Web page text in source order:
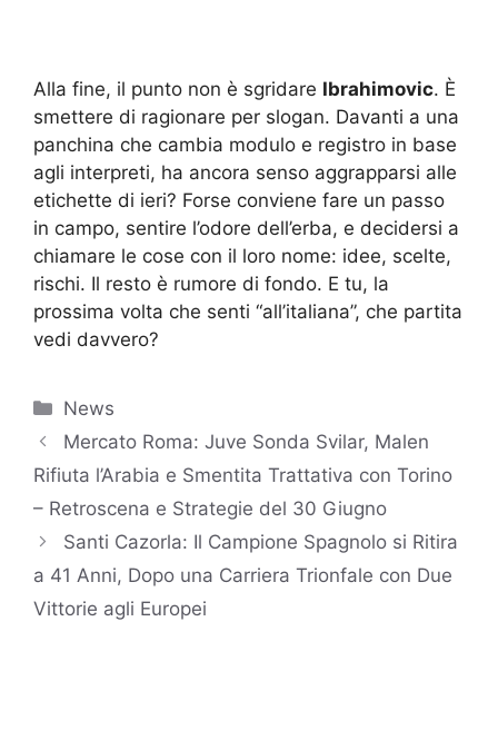
Alla fine, il punto non è sgridare Ibrahimovic. È
smettere di ragionare per slogan. Davanti a una
panchina che cambia modulo e registro in base
agli interpreti, ha ancora senso aggrapparsi alle
etichette di ieri? Forse conviene fare un passo
in campo, sentire l’odore dell’erba, e decidersi a
chiamare le cose con il loro nome: idee, scelte,
rischi. Il resto è rumore di fondo. E tu, la
prossima volta che senti “all’italiana”, che partita
vedi davvero?
Categorie
News
Mercato Roma: Juve Sonda Svilar, Malen
Rifiuta l’Arabia e Smentita Trattativa con Torino
– Retroscena e Strategie del 30 Giugno
Santi Cazorla: Il Campione Spagnolo si Ritira
a 41 Anni, Dopo una Carriera Trionfale con Due
Vittorie agli Europei